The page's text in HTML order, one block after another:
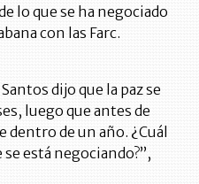
lo que se ha negociado
con las Farc.
dijo que la paz se
luego que antes de
dentro de un año. ¿Cuál
se está negociando?”,